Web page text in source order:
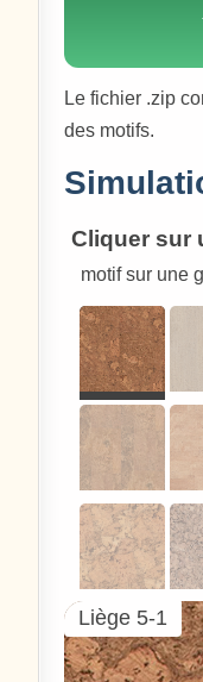
Le fichier .zip
des motifs.
Cliquer sur
motif sur une
Liège 5-1